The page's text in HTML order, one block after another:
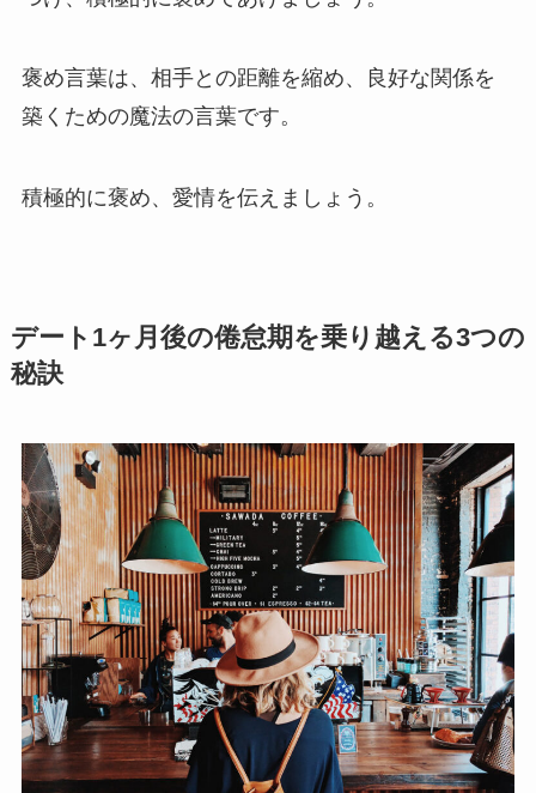
褒め言葉は、相手との距離を縮め、良好な関係を
築くための魔法の言葉です。
積極的に褒め、愛情を伝えましょう。
デート1ヶ月後の倦怠期を乗り越える3つの
秘訣